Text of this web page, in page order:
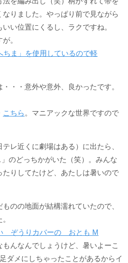
りました。やっぱり前で見ながら
い位置にくるし、ラクですね。
。
・・意外や意外、良かったです。
こちら 。マニアックな世界ですので
レ近くに劇場はある）に出たら、
のどっちかがいた（笑）。みんな
りしてたけど、あたしは暑いので
のの地面が結構濡れていたので、
んなんでしょうけど、暑いよーこ
ダメにしちゃったことがあるからイ